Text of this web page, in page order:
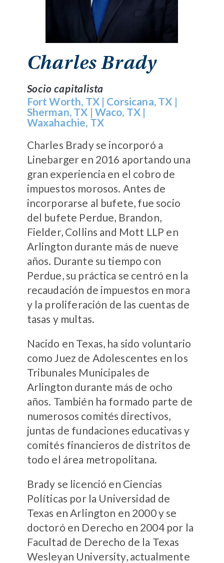
Charles Brady
Socio capitalista
Fort Worth, TX| Corsicana, TX |
Sherman, TX | Waco, TX |
Waxahachie, TX
Charles Brady se incorporó a
Linebarger en 2016 aportando una
gran experiencia en el cobro de
impuestos morosos. Antes de
incorporarse al bufete, fue socio
del bufete Perdue, Brandon,
Fielder, Collins and Mott LLP en
Arlington durante más de nueve
años. Durante su tiempo con
Perdue, su práctica se centró en la
recaudación de impuestos en mora
y la proliferación de las cuentas de
tasas y multas.
Nacido en Texas, ha sido voluntario
como Juez de Adolescentes en los
Tribunales Municipales de
Arlington durante más de ocho
años. También ha formado parte de
numerosos comités directivos,
juntas de fundaciones educativas y
comités financieros de distritos de
todo el área metropolitana.
Brady se licenció en Ciencias
Políticas por la Universidad de
Texas en Arlington en 2000 y se
doctoró en Derecho en 2004 por la
Facultad de Derecho de la Texas
Wesleyan University, actualmente